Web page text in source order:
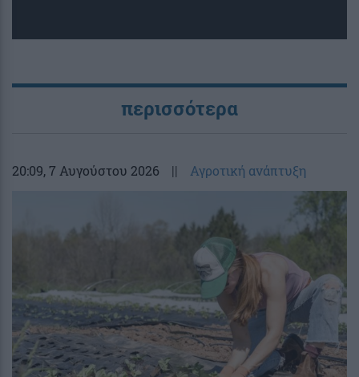
περισσότερα
20:09, 7 Αυγούστου 2026 || Αγροτική ανάπτυξη